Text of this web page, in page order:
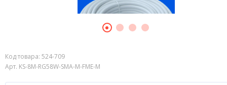
Код товара: 524-709
Арт. KS-8M-RG58W-SMA-M-FME-M